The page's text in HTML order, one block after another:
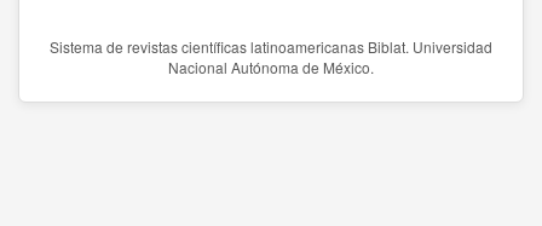
Sistema de revistas científicas latinoamericanas Biblat. Universidad
Nacional Autónoma de México.